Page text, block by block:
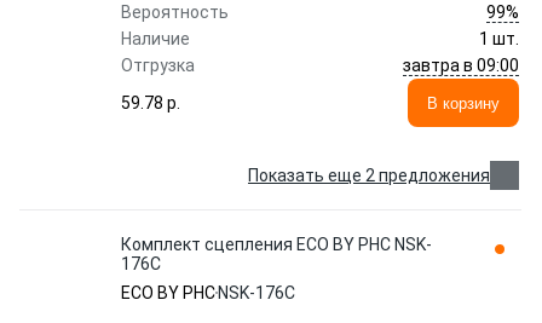
Вероятность
99%
Наличие
1 шт.
Отгрузка
завтра в 09:00
59.78 p.
В корзину
Показать еще 2 предложения
Комплект сцепления ECO BY PHC NSK-
176C
ECO BY PHC NSK-176C